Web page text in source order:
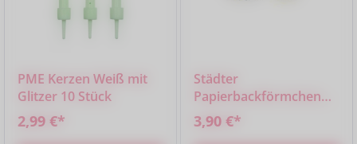
PME Kerzen Weiß mit
Glitzer 10 Stück
2,99 €*
Städter
Papierbackförmchen
Party
3,90 €*